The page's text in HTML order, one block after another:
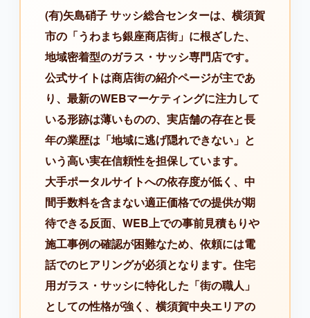
(有)矢島硝子 サッシ総合センターは、横須賀
市の「うわまち銀座商店街」に根ざした、
地域密着型のガラス・サッシ専門店です。
公式サイトは商店街の紹介ページが主であ
り、最新のWEBマーケティングに注力して
いる形跡は薄いものの、実店舗の存在と長
年の業歴は「地域に逃げ隠れできない」と
いう高い実在信頼性を担保しています。
大手ポータルサイトへの依存度が低く、中
間手数料を含まない適正価格での提供が期
待できる反面、WEB上での事前見積もりや
施工事例の確認が困難なため、依頼には電
話でのヒアリングが必須となります。住宅
用ガラス・サッシに特化した「街の職人」
としての性格が強く、横須賀中央エリアの